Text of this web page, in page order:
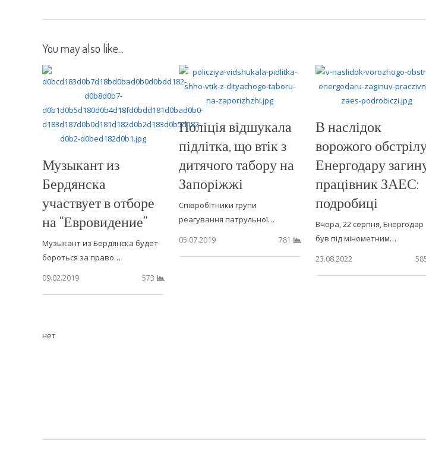
You may also like...
Музыкант из
Бердянска
участвует в отборе
на “Евровидение”
Музыкант из Бердянска будет
бороться за право…
09.02.2019
573
Поліція відшукала
підлітка, що втік з
дитячого табору на
Запоріжжі
Співробітники групи
реагування патрульної…
05.07.2019
781
В наслідок
ворожого
Енергодару
працівник ЗАЕС:
подробиці
Вчора, 22 серпня, Енергодар
був під мінометним…
23.08.2022
нет